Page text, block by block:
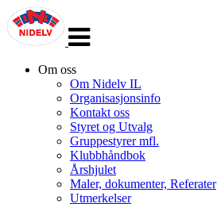
navigasjon
Om oss
Om Nidelv IL
Organisasjonsinfo
Kontakt oss
Styret og Utvalg
Gruppestyrer mfl.
Klubbhåndbok
Årshjulet
Maler, dokumenter, Referater
Utmerkelser